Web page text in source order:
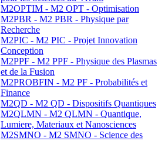
M2OPTIM - M2 OPT - Optimisation
M2PBR - M2 PBR - Physique par
Recherche
M2PIC - M2 PIC - Projet Innovation
Conception
M2PPF - M2 PPF - Physique des Plasmas
et de la Fusion
M2PROBFIN - M2 PF - Probabilités et
Finance
M2QD - M2 QD - Dispositifs Quantiques
M2QLMN - M2 QLMN - Quantique,
Lumiere, Materiaux et Nanosciences
M2SMNO - M2 SMNO - Science des